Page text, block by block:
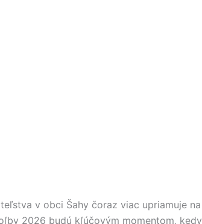
v obci Šahy čoraz viac upriamuje na
2026 budú kľúčovým momentom, kedy